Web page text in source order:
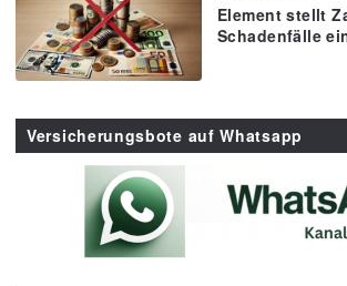
Element stellt
Schadenfälle
Versicherungsbote auf Whatsapp